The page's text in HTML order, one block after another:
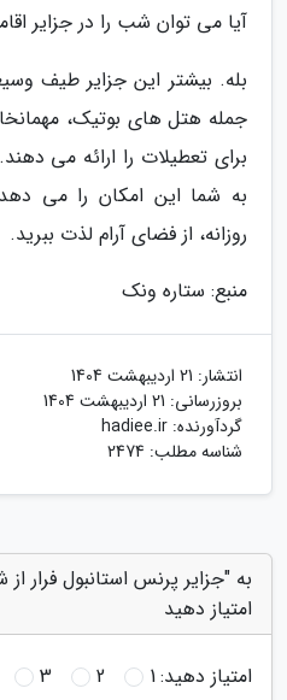
آیا می توان شب را در جزایر
بله. بیشتر این جزایر طیف
جمله هتل های بوتیک،
برای تعطیلات را ارائه می
به شما این امکان را می
روزانه، از فضای آرام لذت ببرید.
منبع: ستاره ونک
انتشار: 21 اردیبهشت 1404
بروزرسانی: 21 اردیبهشت 1404
گردآورنده: hadiee.ir
شناسه مطلب: 2474
به "جزایر پرنس استانبول فرار
امتیاز دهید
امتیاز دهید:1
2
3